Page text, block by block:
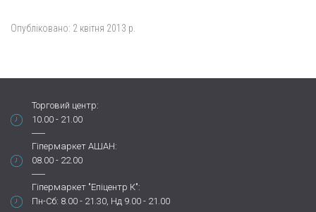
Опубліковано: 2 квітня 2013 р.
Торговий центр:
10.00 - 21.00
Гіпермаркет АШАН:
08.00 - 22.00
Гіпермаркет "Епіцентр К":
Пн-Сб: 8.00 - 21.30, Нд 9.00 - 21.00